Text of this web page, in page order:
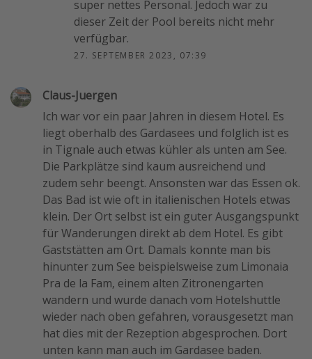
super nettes Personal. Jedoch war zu
dieser Zeit der Pool bereits nicht mehr
verfügbar.
27. SEPTEMBER 2023, 07:39
Claus-Juergen
Ich war vor ein paar Jahren in diesem Hotel. Es
liegt oberhalb des Gardasees und folglich ist es
in Tignale auch etwas kühler als unten am See.
Die Parkplätze sind kaum ausreichend und
zudem sehr beengt. Ansonsten war das Essen ok.
Das Bad ist wie oft in italienischen Hotels etwas
klein. Der Ort selbst ist ein guter Ausgangspunkt
für Wanderungen direkt ab dem Hotel. Es gibt
Gaststätten am Ort. Damals konnte man bis
hinunter zum See beispielsweise zum Limonaia
Pra de la Fam, einem alten Zitronengarten
wandern und wurde danach vom Hotelshuttle
wieder nach oben gefahren, vorausgesetzt man
hat dies mit der Rezeption abgesprochen. Dort
unten kann man auch im Gardasee baden.